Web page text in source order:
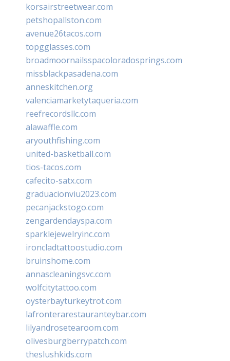
korsairstreetwear.com
petshopallston.com
avenue26tacos.com
topgglasses.com
broadmoornailsspacoloradosprings.com
missblackpasadena.com
anneskitchen.org
valenciamarketytaqueria.com
reefrecordsllc.com
alawaffle.com
aryouthfishing.com
united-basketball.com
tios-tacos.com
cafecito-satx.com
graduacionviu2023.com
pecanjackstogo.com
zengardendayspa.com
sparklejewelryinc.com
ironcladtattoostudio.com
bruinshome.com
annascleaningsvc.com
wolfcitytattoo.com
oysterbayturkeytrot.com
lafronterarestauranteybar.com
lilyandrosetearoom.com
olivesburgberrypatch.com
theslushkids.com